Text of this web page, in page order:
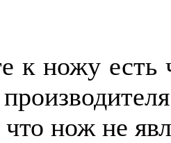
к ножу есть
что нож не